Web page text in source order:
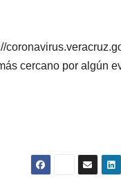
cercano por algún